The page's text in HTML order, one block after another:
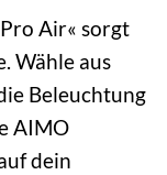
Air« sorgt
Wähle aus
Beleuchtung
AIMO
dein